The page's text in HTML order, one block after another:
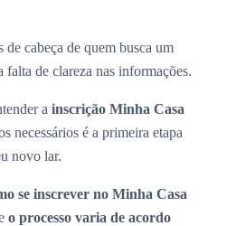
de cabeça de quem busca um
falta de clareza nas informações.
a inscrição Minha Casa
necessários é a primeira etapa
novo lar.
se inscrever no Minha Casa
o processo varia de acordo